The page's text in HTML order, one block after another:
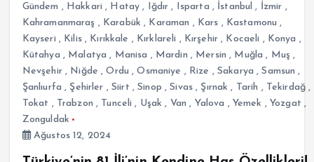
Gündem , Hakkari , Hatay , Iğdır , Isparta , İstanbul , İzmir ,
Kahramanmaraş , Karabük , Karaman , Kars , Kastamonu ,
Kayseri , Kilis, Kırıkkale , Kırklareli , Kırşehir, Kocaeli , Konya ,
Kütahya , Malatya , Manisa , Mardin , Mersin , Muğla , Muş ,
Nevşehir, Niğde ,Ordu ,Osmaniye , Rize ,Sakarya ,Samsun ,
Şanlıurfa , Şehirler , Siirt ,Sinop ,Sivas , Şırnak , Tarih , Tekirdağ ,
Tokat , Trabzon , Tunceli , Uşak , Van , Yalova , Yemek ,Yozgat ,
Zonguldak
Ağustos 12, 2024